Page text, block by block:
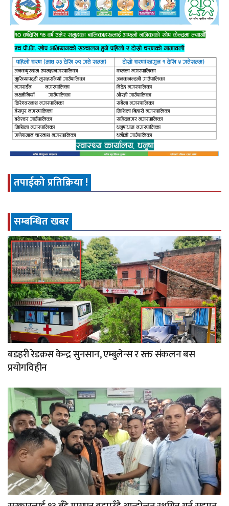
तपाईको प्रतिक्रिया !
सम्बन्धित खबर
बडहरी रेडक्रस केन्द्र सुनसान, एम्बुलेन्स र रक्त संकलन बस
प्रयोगविहीन